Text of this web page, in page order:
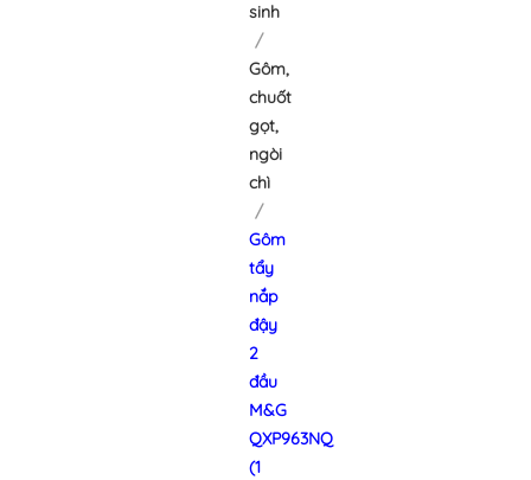
sinh
Gôm,
chuốt
gọt,
ngòi
chì
Gôm
tẩy
nắp
đậy
2
đầu
M&G
QXP963NQ
(1